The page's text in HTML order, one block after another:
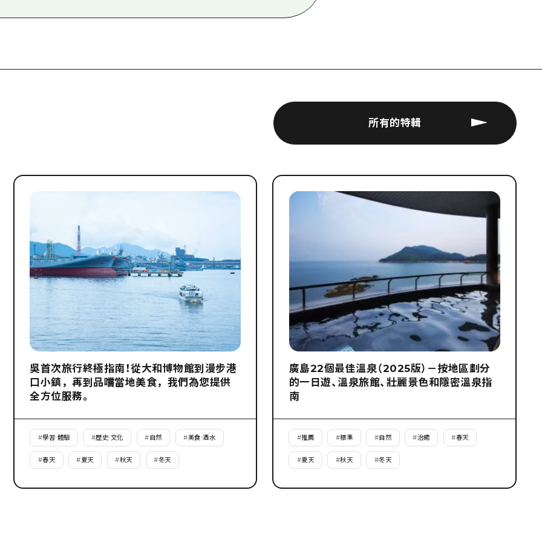
所有的特輯
吳首次旅行終極指南！從大和博物館到漫步港
口小鎮，再到品嚐當地美食，我們為您提供
全方位服務。
#學習·體驗 #歷史·文化 #自然 #美食·酒水
#春天 #夏天 #秋天 #冬天
廣島22個最佳溫泉（2025版）－按地區劃分
的一日遊、溫泉旅館、壯麗景色和隱密溫泉指
南
#推薦 #標準 #自然 #治癒 #春天
#夏天 #秋天 #冬天